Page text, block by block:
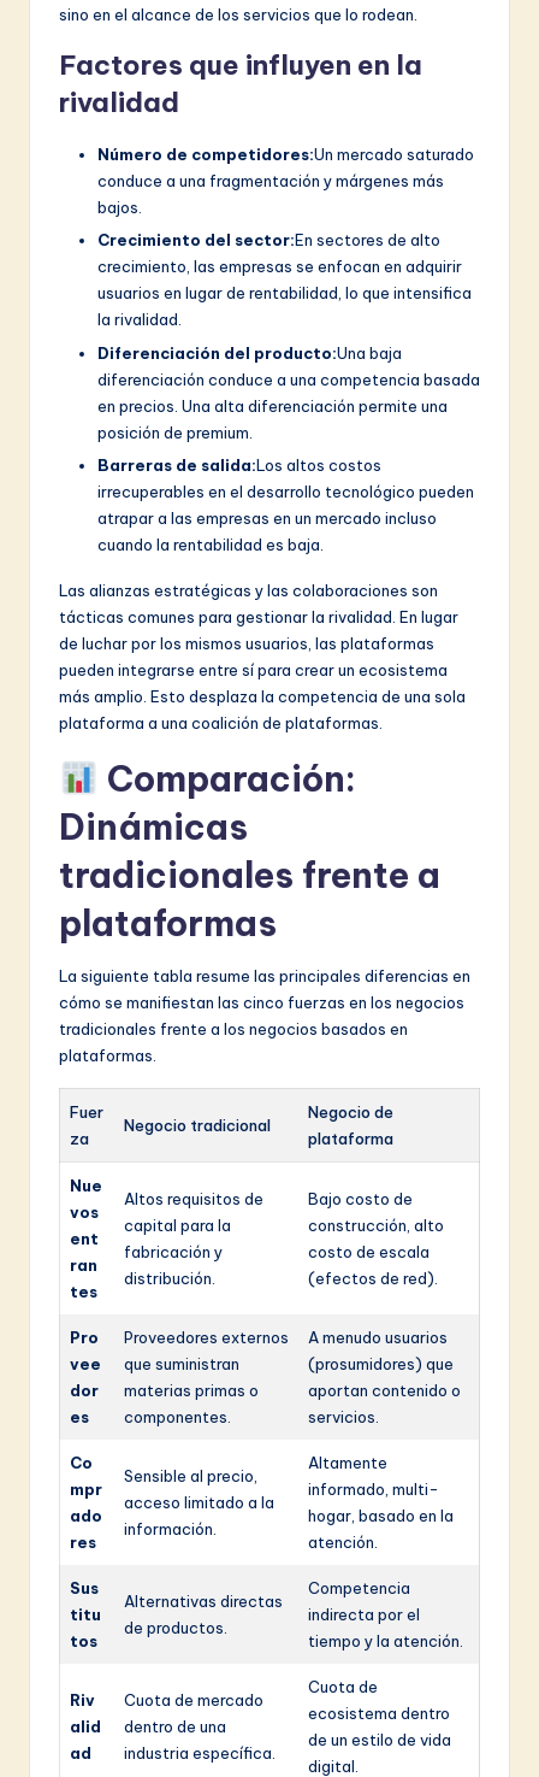
sino en el alcance de los servicios que lo rodean.
Factores que influyen en la
rivalidad
Número de competidores:Un mercado saturado
conduce a una fragmentación y márgenes más
bajos.
Crecimiento del sector:En sectores de alto
crecimiento, las empresas se enfocan en adquirir
usuarios en lugar de rentabilidad, lo que intensifica
la rivalidad.
Diferenciación del producto:Una baja
diferenciación conduce a una competencia basada
en precios. Una alta diferenciación permite una
posición de premium.
Barreras de salida:Los altos costos
irrecuperables en el desarrollo tecnológico pueden
atrapar a las empresas en un mercado incluso
cuando la rentabilidad es baja.
Las alianzas estratégicas y las colaboraciones son
tácticas comunes para gestionar la rivalidad. En lugar
de luchar por los mismos usuarios, las plataformas
pueden integrarse entre sí para crear un ecosistema
más amplio. Esto desplaza la competencia de una sola
plataforma a una coalición de plataformas.
Comparación:
Dinámicas
tradicionales frente a
plataformas
La siguiente tabla resume las principales diferencias en
cómo se manifiestan las cinco fuerzas en los negocios
tradicionales frente a los negocios basados en
plataformas.
Fuer
za
Negocio tradicional
Negocio de
plataforma
Nue
vos
ent
ran
tes
Altos requisitos de
capital para la
fabricación y
distribución.
Bajo costo de
construcción, alto
costo de escala
(efectos de red).
Pro
vee
dor
es
Proveedores externos
que suministran
materias primas o
componentes.
A menudo usuarios
(prosumidores) que
aportan contenido o
servicios.
Co
mpr
ado
res
Sensible al precio,
acceso limitado a la
información.
Altamente
informado, multi-
hogar, basado en la
atención.
Sus
titu
tos
Alternativas directas
de productos.
Competencia
indirecta por el
tiempo y la atención.
Riv
alid
ad
Cuota de mercado
dentro de una
industria específica.
Cuota de
ecosistema dentro
de un estilo de vida
digital.